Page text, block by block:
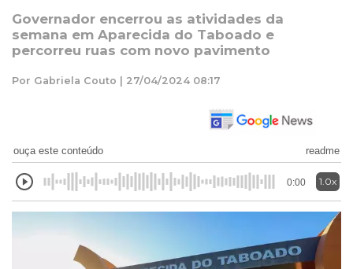
Governador encerrou as atividades da
semana em Aparecida do Taboado e
percorreu ruas com novo pavimento
Por Gabriela Couto | 27/04/2024 08:17
ouça este conteúdo readme
0:00 1.0x